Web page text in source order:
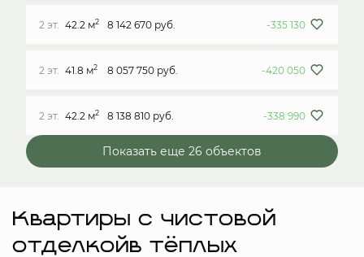
2 эт. 42.2 м2 8 142 670 руб. -335 130
2 эт. 41.8 м2 8 057 750 руб. -420 050
2 эт. 42.2 м2 8 138 810 руб. -338 990
Показать еще 26 объектов
Квартиры с чистовой
отделкойв тёплых